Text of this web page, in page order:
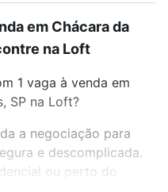
em Chácara da
na Loft
1 vaga à venda em
SP na Loft?
a negociação para
e descomplicada.
ou perto do